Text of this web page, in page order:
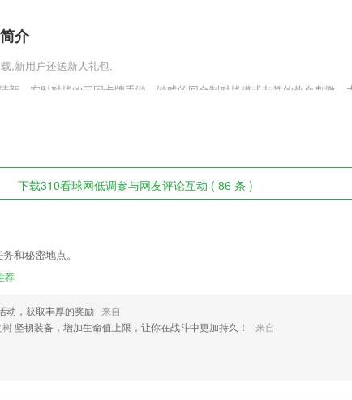
介
,新用户还送新人礼包.
新、实时对战的三国卡牌手游。游戏的回合制对战模式非常的热血刺激，
知名战役演变而来的。同时还有诸多的副本挑战内容等待玩家，全副武装
色
人才库、在线发布招聘通告。
主流小视频压缩，支持高、中、低各种质量的压缩视频输出；
动物、蔬果和植物、物体的时候出示的图片都是真实的;
势
直接爆棚。渐变透明，文字竖排，美图搞怪，任你行。
保证能让用户在这里获取更优质的信息
下载310看球网低调参与网友评论互动 ( 86 条 )
和秘密地点。
荐
动，获取丰厚的奖励 来自
坚韧装备，增加生命值上限，让你在战斗中更加持久！
来自